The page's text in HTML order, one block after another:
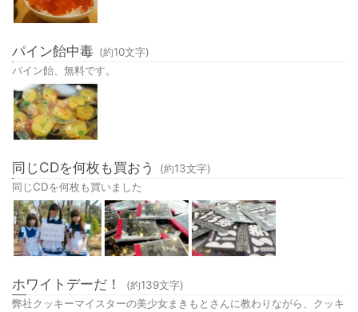
パイン飴中毒 (約10文字)
パイン飴、無料です。
同じCDを何枚も買おう (約13文字)
同じCDを何枚も買いました
ホワイトデーだ！ (約139文字)
弊社クッキーマイスターの美少女まきもとさんに教わりながら、クッキ